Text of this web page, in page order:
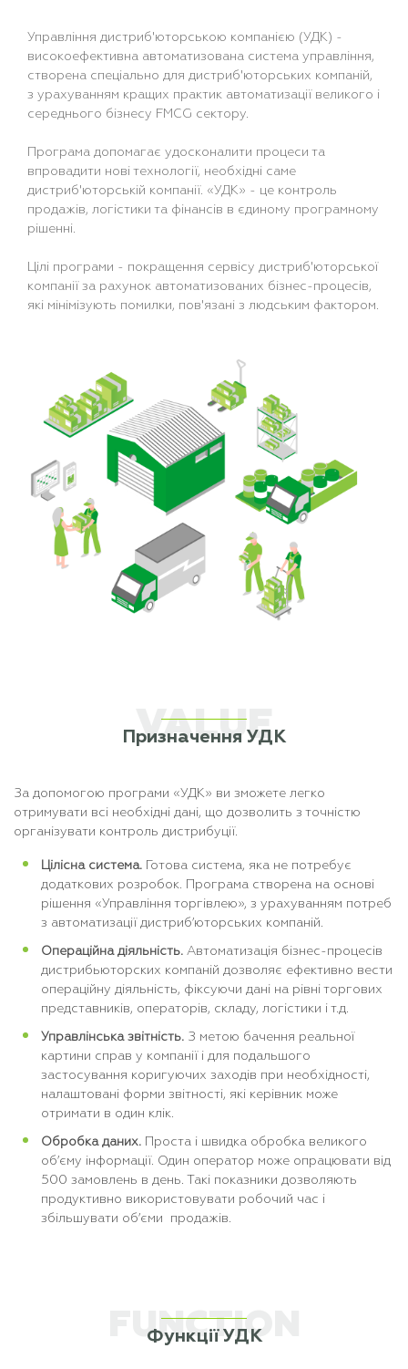
Управління дистриб'юторською компанією (УДК) -
високоефективна автоматизована система управління,
створена спеціально для дистриб'юторських компаній,
з урахуванням кращих практик автоматизації великого і
середнього бізнесу FMCG сектору.
Програма допомагає удосконалити процеси та
впровадити нові технології, необхідні саме
дистриб'юторській компанії. «УДК» - це контроль
продажів, логістики та фінансів в єдиному програмному
рішенні.
Цілі програми - покращення сервісу дистриб'юторської
компанії за рахунок автоматизованих бізнес-процесів,
Призначення УДК
VALUE
За допомогою програми «УДК» ви зможете легко
отримувати всі необхідні дані, що дозволить з точністю
організувати контроль дистрибуції.
Цілісна система. Готова система, яка не потребує
додаткових розробок. Програма створена на основі
рішення «Управління торгівлею», з урахуванням потреб
з автоматизації дистриб’юторських компаній.
Операційна діяльність. Автоматизація бізнес-процесів
дистрибьюторских компаній дозволяє ефективно вести
операційну діяльність, фіксуючи дані на рівні торгових
представників, операторів, складу, логістики і т.д.
Управлінська звітність. З метою бачення реальної
картини справ у компанії і для подальшого
застосування коригуючих заходів при необхідності,
налаштовані форми звітності, які керівник може
отримати в один клік.
Обробка даних. Проста і швидка обробка великого
об’єму інформації. Один оператор може опрацювати від
500 замовлень в день. Такі показники дозволяють
продуктивно використовувати робочий час і
збільшувати об’єми продажів.
Функції УДК
FUNCTION